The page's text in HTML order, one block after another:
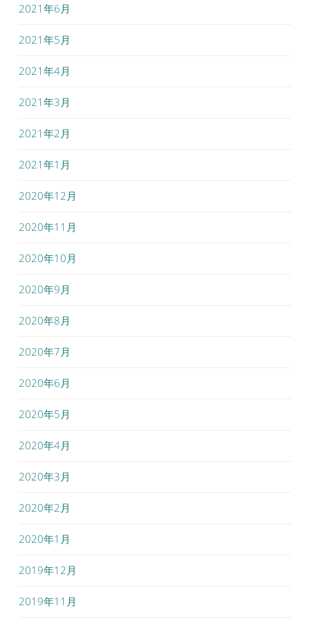
2021年6月
2021年5月
2021年4月
2021年3月
2021年2月
2021年1月
2020年12月
2020年11月
2020年10月
2020年9月
2020年8月
2020年7月
2020年6月
2020年5月
2020年4月
2020年3月
2020年2月
2020年1月
2019年12月
2019年11月